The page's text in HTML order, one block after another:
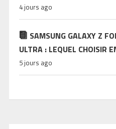
4 jours ago
SAMSUNG GALAXY Z
ULTRA : LEQUEL CHOISIR
5 jours ago